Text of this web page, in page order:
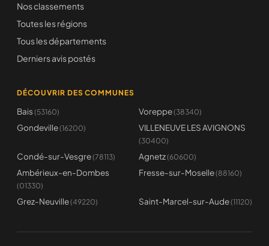
Nos classements
Toutes les régions
Tous les départements
Derniers avis postés
DÉCOUVRIR DES COMMUNES
Bais (53160) Voreppe(38340)
Gondeville(16200) VILLENEUVE LES AVIGNONS
(30400)
Condé-sur-Vesgre(78113) Agnetz(60600)
Ambérieux-en-Dombes
(01330)
Fresse-sur-Moselle(88160)
Grez-Neuville(49220) Saint-Marcel-sur-Aude(11120)